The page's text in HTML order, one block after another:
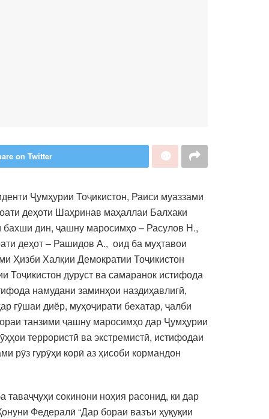
on Twitter
Ҷумҳурии Тоҷикистон, Раиси муаззами
деҳоти Шаҳринав маҳаллаи Балхаки
дин, ҷашну маросимҳо – Расулов Н.,
деҳот – Рашидов А., оид ба муҳтавои
Ҳизби Халқии Демократии Тоҷикистон
дуруст ва самаранок истифода
намудани заминҳои наздиҳавлигӣ,
гӯшаи диёр, муҳоҷирати бехатар, ҷалби
танзими ҷашну маросимҳо дар Ҷумҳурии
террористӣ ва экстремистӣ, истифодаи
рӯз гурӯҳи корӣ аз ҳисоби кормандон
сокинони ноҳия расонид, ки дар
Федералӣ “Дар бораи вазъи ҳуқуқии